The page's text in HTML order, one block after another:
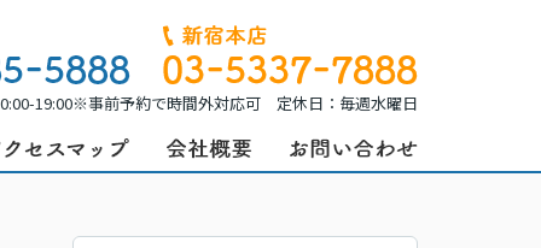
19:00※事前予約で時間外対応可 定休日：毎週水曜日